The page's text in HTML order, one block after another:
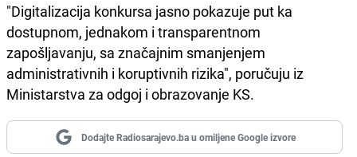
"Digitalizacija konkursa jasno pokazuje put ka
dostupnom, jednakom i transparentnom
zapošljavanju, sa značajnim smanjenjem
administrativnih i koruptivnih rizika", poručuju iz
Ministarstva za odgoj i obrazovanje KS.
Dodajte Radiosarajevo.ba u omiljene Google izvore